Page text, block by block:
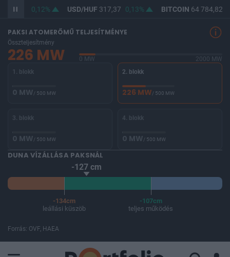
365,83 0,12% USD/HUF317,37 0,13% BITCOIN64 784,82
PAKSI ATOMERŐMŰ TELJESÍTMÉNYE
Összteljesítmény
226 MW 0 MW
2000 MW
1. blokk
0 MW/ 500 MW
2. blokk
226 MW/ 500 MW
3. blokk
0 MW/ 500 MW
4. blokk
0 MW/ 500 MW
DUNA VÍZÁLLÁSA PAKSNÁL
-127 cm
-134cm
leállási küszöb
-107cm
teljes működés
Forrás: OVF, HAEA